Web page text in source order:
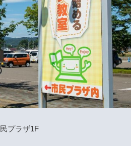
プラザ1F